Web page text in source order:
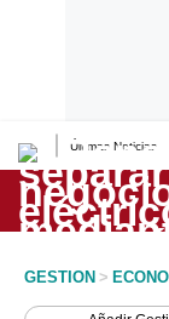
Últimas Noticias
Lo último
Peru Quiosco
GESTION >